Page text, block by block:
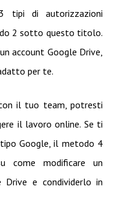
tipi di autorizzazioni
2 sotto questo titolo.
account Google Drive,
per te.
il tuo team, potresti
il lavoro online. Se ti
Google, il metodo 4
come modificare un
Drive e condividerlo in